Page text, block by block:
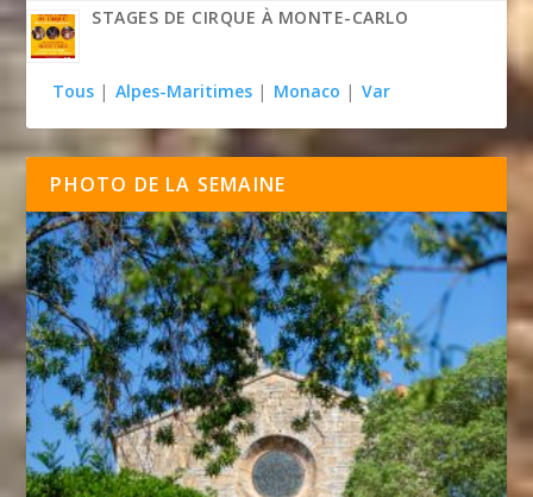
STAGES DE CIRQUE À MONTE-CARLO
Tous | Alpes-Maritimes | Monaco | Var
PHOTO DE LA SEMAINE